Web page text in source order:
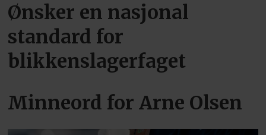
Ønsker en nasjonal
standard for
blikkenslagerfaget
Minneord for Arne Olsen